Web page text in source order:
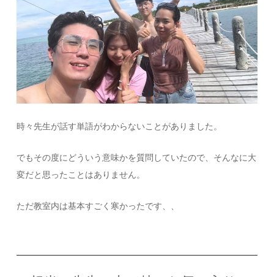
時々先生が話す単語がわからないことがありました。
でもその度にどういう意味かを質問していたので、そんなに大
変だと思ったことはありません。
ただ教室内は基本すごく寒かったです、、